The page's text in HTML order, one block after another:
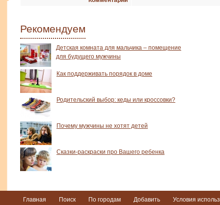
Рекомендуем
Детская комната для мальчика – помещение
для будущего мужчины
Как поддерживать порядок в доме
Родительский выбор: кеды или кроссовки?
Почему мужчины не хотят детей
Сказки-раскраски про Вашего ребенка
Главная Поиск По городам Добавить Условия